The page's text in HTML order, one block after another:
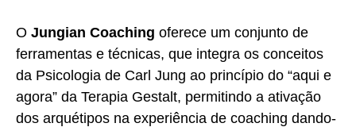
O Jungian Coaching oferece um conjunto de
ferramentas e técnicas, que integra os conceitos
da Psicologia de Carl Jung ao princípio do “aqui e
agora” da Terapia Gestalt, permitindo a ativação
dos arquétipos na experiência de coaching dando-